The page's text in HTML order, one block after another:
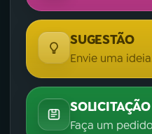
SUGESTÃO
Envie uma
SOLICITAÇÃO
Faça um